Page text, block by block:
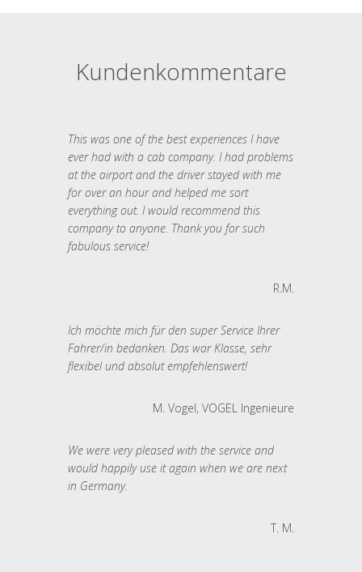
Kundenkommentare
This was one of the best experiences I have
ever had with a cab company. I had problems
at the airport and the driver stayed with me
for over an hour and helped me sort
everything out. I would recommend this
company to anyone. Thank you for such
fabulous service!
R.M.
Ich möchte mich für den super Service Ihrer
Fahrer/in bedanken. Das war Klasse, sehr
flexibel und absolut empfehlenswert!
M. Vogel, VOGEL Ingenieure
We were very pleased with the service and
would happily use it again when we are next
in Germany.
T. M.